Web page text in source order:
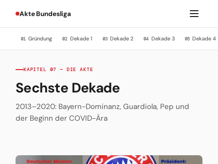
Akte Bundesliga
01 Gründung 02 Dekade 1 03 Dekade 2 04 Dekade 3 05 Dekade 4
KAPITEL 07 — DIE AKTE
Sechste Dekade
2013–2020: Bayern-Dominanz, Guardiola, Pep und
der Beginn der COVID-Ära